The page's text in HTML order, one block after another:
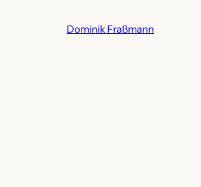
Dominik Fraßmann